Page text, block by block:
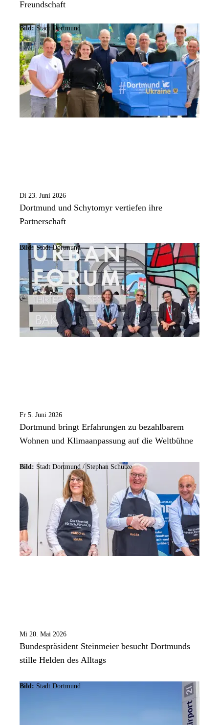
Freundschaft
Bild:Stadt Dortmund
Di 23. Juni 2026
Dortmund und Schytomyr vertiefen ihre
Partnerschaft
Bild:Stadt Dortmund
Fr 5. Juni 2026
Dortmund bringt Erfahrungen zu bezahlbarem
Wohnen und Klimaanpassung auf die Weltbühne
Bild: Stadt Dortmund / Stephan Schütze
Mi 20. Mai 2026
Bundespräsident Steinmeier besucht Dortmunds
stille Helden des Alltags
Bild: Stadt Dortmund